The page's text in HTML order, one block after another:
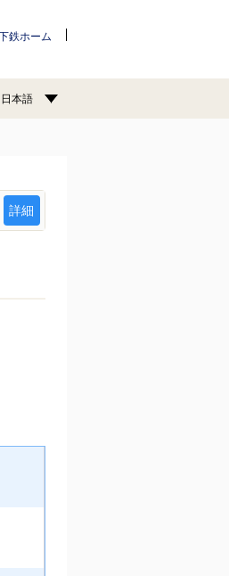
鉄ホーム
日本語
詳細